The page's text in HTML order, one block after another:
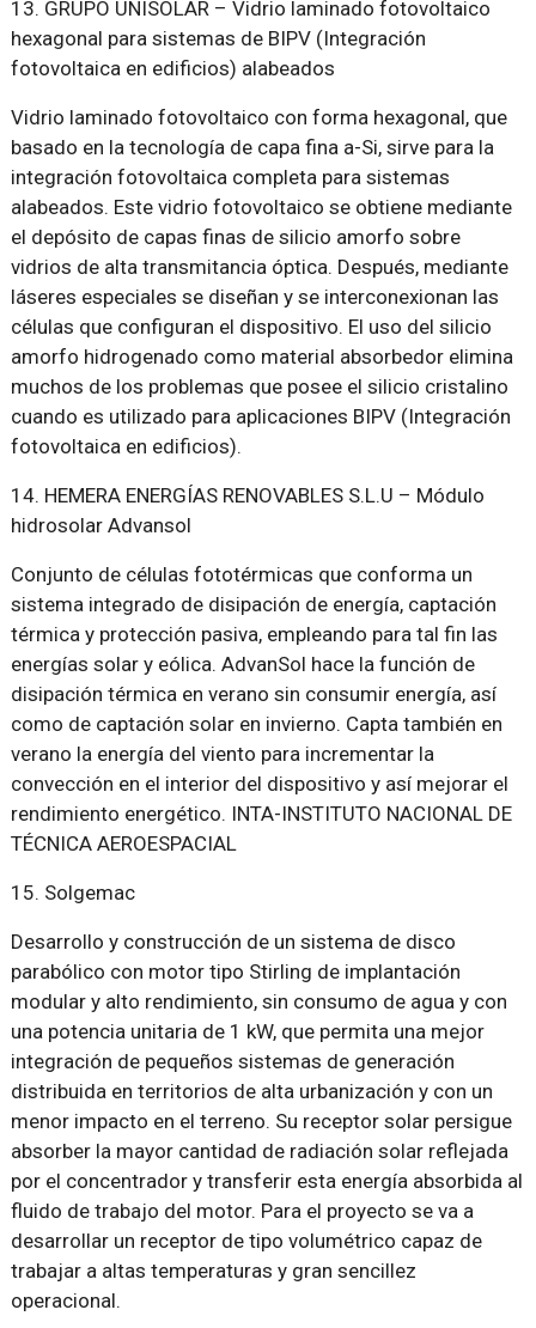
13. GRUPO UNISOLAR – Vidrio laminado fotovoltaico
hexagonal para sistemas de BIPV (Integración
fotovoltaica en edificios) alabeados
Vidrio laminado fotovoltaico con forma hexagonal, que
basado en la tecnología de capa fina a-Si, sirve para la
integración fotovoltaica completa para sistemas
alabeados. Este vidrio fotovoltaico se obtiene mediante
el depósito de capas finas de silicio amorfo sobre
vidrios de alta transmitancia óptica. Después, mediante
láseres especiales se diseñan y se interconexionan las
células que configuran el dispositivo. El uso del silicio
amorfo hidrogenado como material absorbedor elimina
muchos de los problemas que posee el silicio cristalino
cuando es utilizado para aplicaciones BIPV (Integración
fotovoltaica en edificios).
14. HEMERA ENERGÍAS RENOVABLES S.L.U – Módulo
hidrosolar Advansol
Conjunto de células fototérmicas que conforma un
sistema integrado de disipación de energía, captación
térmica y protección pasiva, empleando para tal fin las
energías solar y eólica. AdvanSol hace la función de
disipación térmica en verano sin consumir energía, así
como de captación solar en invierno. Capta también en
verano la energía del viento para incrementar la
convección en el interior del dispositivo y así mejorar el
rendimiento energético. INTA-INSTITUTO NACIONAL DE
TÉCNICA AEROESPACIAL
15. Solgemac
Desarrollo y construcción de un sistema de disco
parabólico con motor tipo Stirling de implantación
modular y alto rendimiento, sin consumo de agua y con
una potencia unitaria de 1 kW, que permita una mejor
integración de pequeños sistemas de generación
distribuida en territorios de alta urbanización y con un
menor impacto en el terreno. Su receptor solar persigue
absorber la mayor cantidad de radiación solar reflejada
por el concentrador y transferir esta energía absorbida al
fluido de trabajo del motor. Para el proyecto se va a
desarrollar un receptor de tipo volumétrico capaz de
trabajar a altas temperaturas y gran sencillez
operacional.